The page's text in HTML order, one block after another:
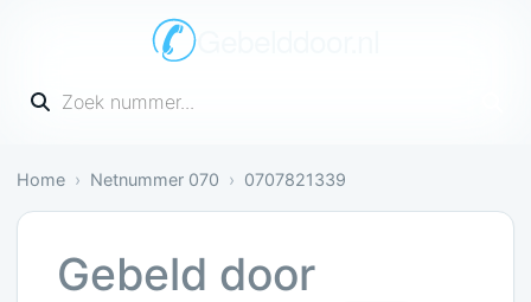
Gebelddoor.nl
Vul een telefoonnummer in
Home Netnummer 070 0707821339
Irritant: 1 melding bevestigt dit
Gebeld door